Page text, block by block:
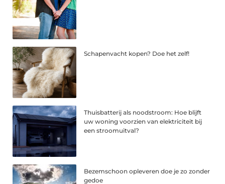
Schapenvacht kopen? Doe het zelf!
Thuisbatterij als noodstroom: Hoe blijft
uw woning voorzien van elektriciteit bij
een stroomuitval?
Bezemschoon opleveren doe je zo zonder
gedoe